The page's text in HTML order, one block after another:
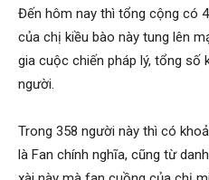
Đến hôm nay thì tổng cộng có
của chị kiều bào này tung lên
gia cuộc chiến pháp lý, tổng số
người.
Trong 358 người này thì có
là Fan chính nghĩa, cũng từ